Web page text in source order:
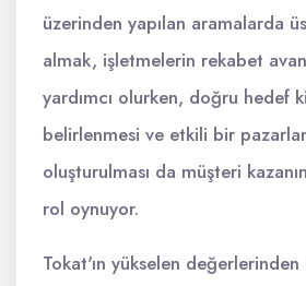
üzerinden yapılan aramalarda
almak, işletmelerin rekabet
yardımcı olurken, doğru hedef
belirlenmesi ve etkili bir
oluşturulması da müşteri
rol oynuyor.
Tokat'ın yükselen